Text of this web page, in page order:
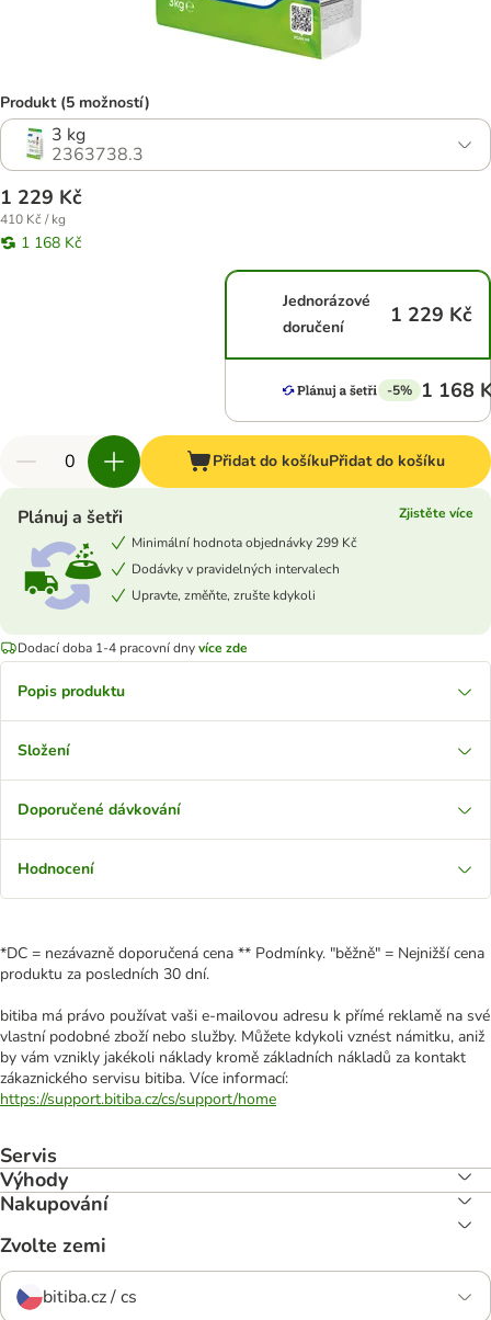
Produkt (5 možností)
3 kg
2363738.3
1 229 Kč
410 Kč / kg
1 168 Kč
Jednorázové
doručení
1 229 Kč
-5% 1 168
Přidat do košíkuPřidat do košíku
Plánuj a šetři
Zjistěte více
Minimální hodnota objednávky 299 Kč
Dodávky v pravidelných intervalech
Upravte, změňte, zrušte kdykoli
Dodací doba 1-4 pracovní dnyvíce zde
Popis produktu
Složení
Doporučené dávkování
Hodnocení
*DC = nezávazně doporučená cena ** Podmínky. "běžně" = Nejnižší cena
produktu za posledních 30 dní.
bitiba má právo používat vaši e-mailovou adresu k přímé reklamě na své
vlastní podobné zboží nebo služby. Můžete kdykoli vznést námitku, aniž
by vám vznikly jakékoli náklady kromě základních nákladů za kontakt
zákaznického servisu bitiba. Více informací:
https://support.bitiba.cz/cs/support/home
Servis
Výhody
Nakupování
Zvolte zemi
bitiba.cz / cs